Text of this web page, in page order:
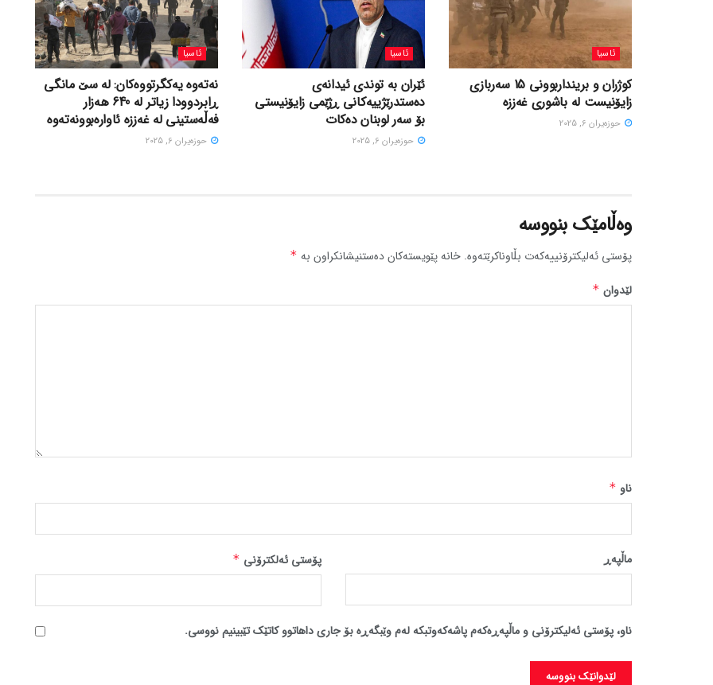
ئاسیا
کوژران و برینداربوونی 15 سەربازی
زایۆنیست لە باشوری غەززە
حوزه‌یران 6, 2025
ئاسیا
ئێران بە توندی ئیدانەی
دەستدرێژییەکانی ڕژێمی زایۆنیستی
بۆ سەر لوبنان دەکات
حوزه‌یران 6, 2025
ئاسیا
نەتەوە یەکگرتووەکان: لە سێ مانگی
ڕابردوودا زیاتر لە 640 هەزار
فەڵەستینی لە غەززە ئاوارەبوونەتەوە
حوزه‌یران 6, 2025
وەڵامێک بنووسە
پۆستی ئەلیکترۆنییەکەت بڵاوناکرێتەوە. خانە پێویستەکان دەستنیشانکراون بە *
لێدوان *
ناو *
پۆستی ئەلکترۆنی * ماڵپه‌ڕ
ناو، پۆستی ئەلیکترۆنی و ماڵپەڕەکەم پاشەکەوتبکە لەم وێبگەڕە بۆ جاری داهاتوو کاتێک تێبینیم نووسی.